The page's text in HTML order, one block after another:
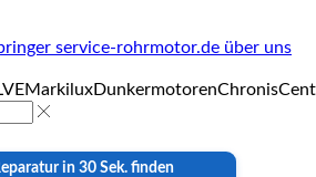
MarkiluxDunkermotorenChronis
in 30 Sek. finden